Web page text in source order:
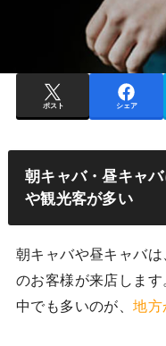
ポスト シェア
朝キャバ・昼キャ
や観光客が多い
朝キャバや昼キャバ
のお客様が来店します
中でも多いのが、地方